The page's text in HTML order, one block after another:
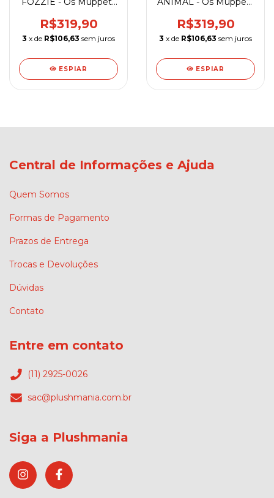
R$319,90
3 x de R$106,63 sem juros
ESPIAR
R$319,90
3 x de R$106,63 sem juros
ESPIAR
Central de Informações e Ajuda
Quem Somos
Formas de Pagamento
Prazos de Entrega
Trocas e Devoluções
Dúvidas
Contato
Entre em contato
(11) 2925-0026
sac@plushmania.com.br
Siga a Plushmania